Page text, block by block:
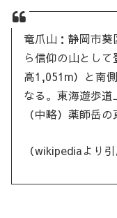
竜爪山：静岡市
ら信仰の山とし
高1,051m）と南
なる。東海遊歩道
（中略）薬師岳
（wikipediaより引